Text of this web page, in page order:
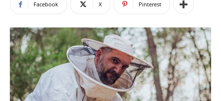
Facebook X Pinterest